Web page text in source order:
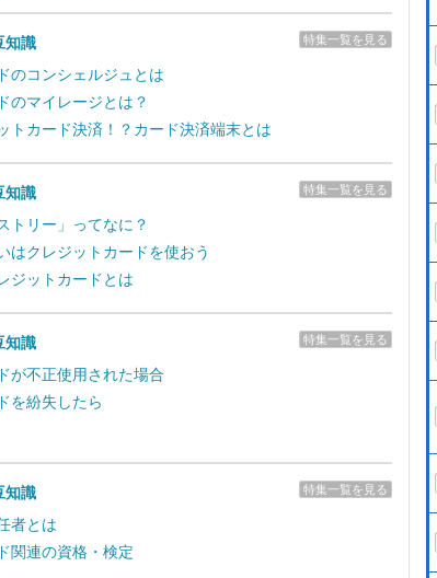
特集一覧を見る
知識
のコンシェルジュとは
のマイレージとは？
トカード決済！？カード決済端末とは
特集一覧を見る
知識
トリー」ってなに？
はクレジットカードを使おう
ジットカードとは
特集一覧を見る
知識
が不正使用された場合
を紛失したら
特集一覧を見る
知識
者とは
関連の資格・検定